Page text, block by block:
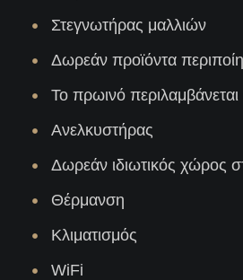
Στεγνωτήρας μαλλιών
Δωρεάν προϊόντα
Το πρωινό περιλαμβάνεται
Ανελκυστήρας
Δωρεάν ιδιωτικός χώρος
Θέρμανση
Κλιματισμός
WiFi